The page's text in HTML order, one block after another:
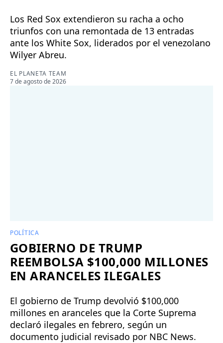
Los Red Sox extendieron su racha a ocho
triunfos con una remontada de 13 entradas
ante los White Sox, liderados por el venezolano
Wilyer Abreu.
EL PLANETA TEAM
7 de agosto de 2026
POLÍTICA
GOBIERNO DE TRUMP
REEMBOLSA $100,000 MILLONES
EN ARANCELES ILEGALES
El gobierno de Trump devolvió $100,000
millones en aranceles que la Corte Suprema
declaró ilegales en febrero, según un
documento judicial revisado por NBC News.